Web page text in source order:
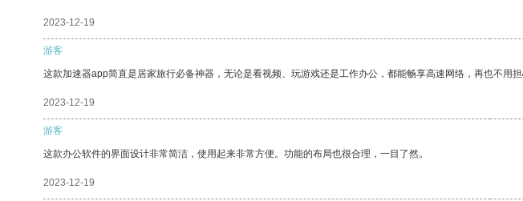
2023-12-19
游客
这款加速器app简直是居家旅行必备神器，无论是看视频、玩游戏还是工作办公，都能畅享高速网络，再也不用
2023-12-19
游客
这款办公软件的界面设计非常简洁，使用起来非常方便。功能的布局也很合理，一目了然。
2023-12-19